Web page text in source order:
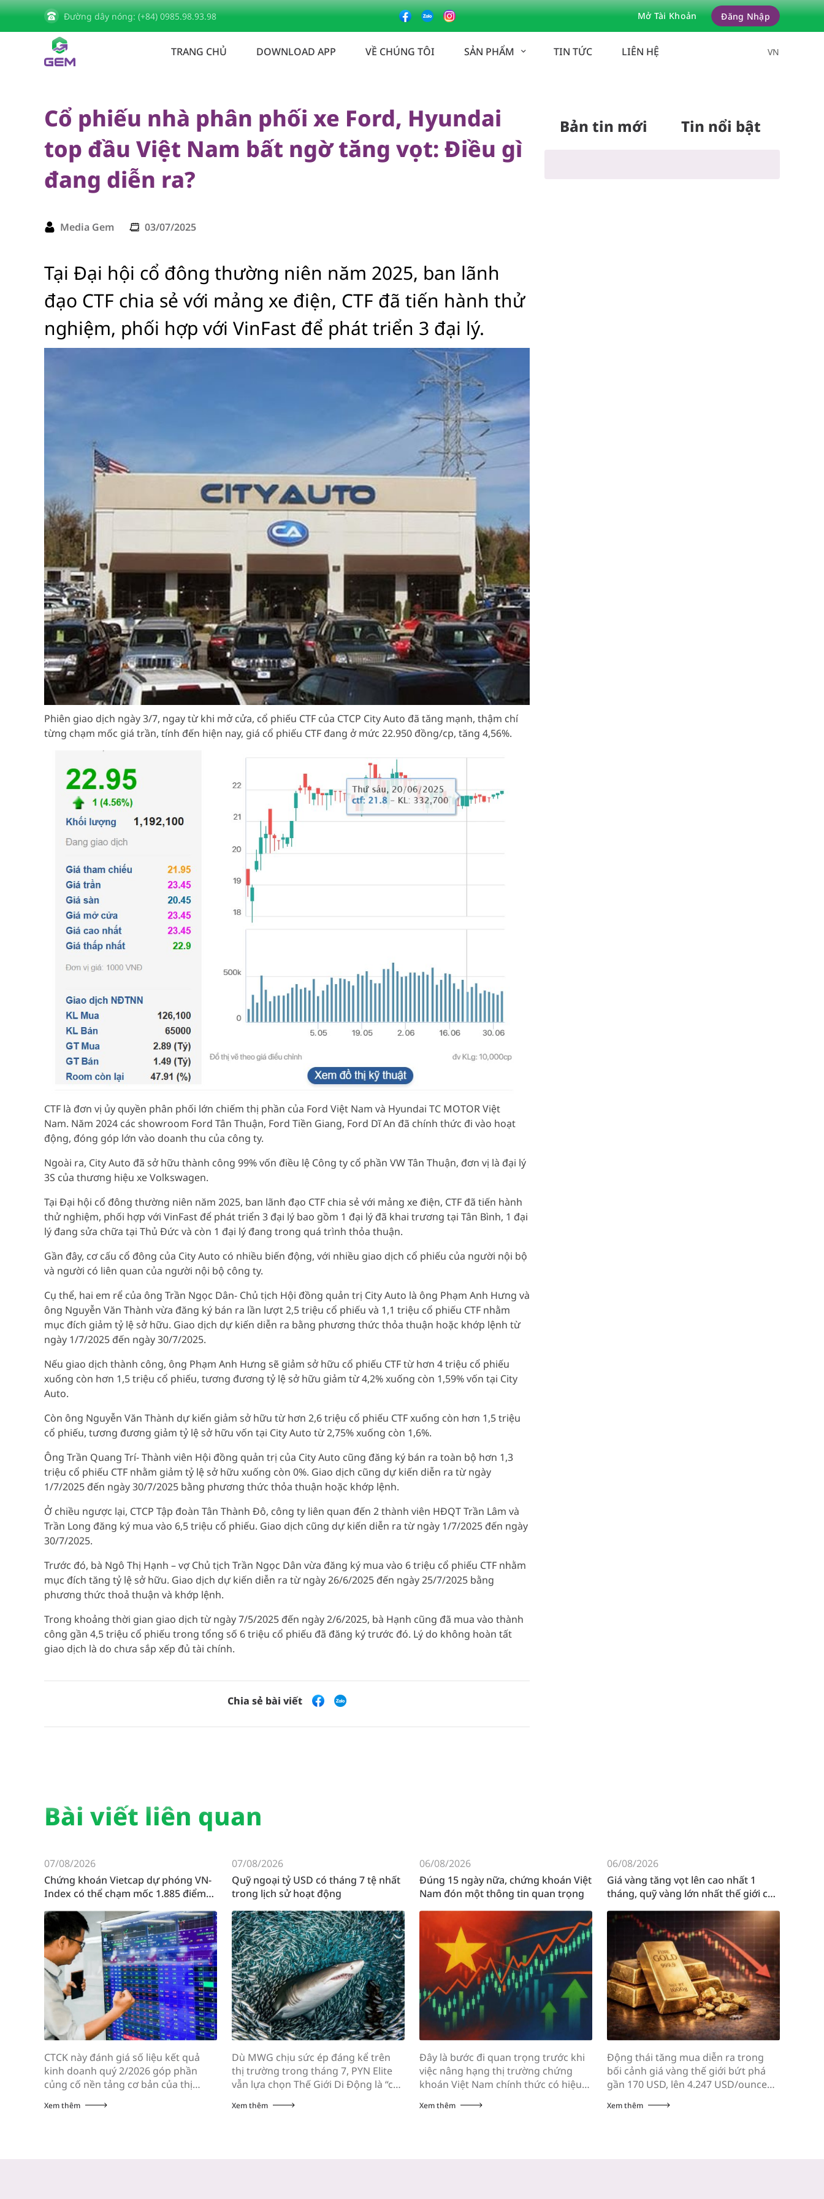
Đường dây nóng: (+84) 0985.98.93.98 Mở Tài Khoản Đăng Nhập
TRANG CHỦ DOWNLOAD APP VỀ CHÚNG TÔI SẢN PHẨM TIN TỨC LIÊN HỆ VN
Trang chủ Cổ phiếu nhà phân phối xe Ford, Hyundai top đầu Việt Nam bất ngờ tăng vọt: Điều gì đang diễn ra?
Cổ phiếu nhà phân phối xe Ford, Hyundai
top đầu Việt Nam bất ngờ tăng vọt: Điều gì
đang diễn ra?
Media Gem 03/07/2025
Tại Đại hội cổ đông thường niên năm 2025, ban lãnh
đạo CTF chia sẻ với mảng xe điện, CTF đã tiến hành thử
nghiệm, phối hợp với VinFast để phát triển 3 đại lý.
Phiên giao dịch ngày 3/7, ngay từ khi mở cửa, cổ phiếu CTF của CTCP City Auto đã tăng mạnh, thậm chí
từng chạm mốc giá trần, tính đến hiện nay, giá cổ phiếu CTF đang ở mức 22.950 đồng/cp, tăng 4,56%.
CTF là đơn vị ủy quyền phân phối lớn chiếm thị phần của Ford Việt Nam và Hyundai TC MOTOR Việt
Nam. Năm 2024 các showroom Ford Tân Thuận, Ford Tiền Giang, Ford Dĩ An đã chính thức đi vào hoạt
động, đóng góp lớn vào doanh thu của công ty.
Ngoài ra, City Auto đã sở hữu thành công 99% vốn điều lệ Công ty cổ phần VW Tân Thuận, đơn vị là đại lý
3S của thương hiệu xe Volkswagen.
Tại Đại hội cổ đông thường niên năm 2025, ban lãnh đạo CTF chia sẻ với mảng xe điện, CTF đã tiến hành
thử nghiệm, phối hợp với VinFast để phát triển 3 đại lý bao gồm 1 đại lý đã khai trương tại Tân Bình, 1 đại
lý đang sửa chữa tại Thủ Đức và còn 1 đại lý đang trong quá trình thỏa thuận.
Gần đây, cơ cấu cổ đông của City Auto có nhiều biến động, với nhiều giao dịch cổ phiếu của người nội bộ
và người có liên quan của người nội bộ công ty.
Cụ thể, hai em rể của ông Trần Ngọc Dân- Chủ tịch Hội đồng quản trị City Auto là ông Phạm Anh Hưng và
ông Nguyễn Văn Thành vừa đăng ký bán ra lần lượt 2,5 triệu cổ phiếu và 1,1 triệu cổ phiếu CTF nhằm
mục đích giảm tỷ lệ sở hữu. Giao dịch dự kiến diễn ra bằng phương thức thỏa thuận hoặc khớp lệnh từ
ngày 1/7/2025 đến ngày 30/7/2025.
Nếu giao dịch thành công, ông Phạm Anh Hưng sẽ giảm sở hữu cổ phiếu CTF từ hơn 4 triệu cổ phiếu
xuống còn hơn 1,5 triệu cổ phiếu, tương đương tỷ lệ sở hữu giảm từ 4,2% xuống còn 1,59% vốn tại City
Auto.
Còn ông Nguyễn Văn Thành dự kiến giảm sở hữu từ hơn 2,6 triệu cổ phiếu CTF xuống còn hơn 1,5 triệu
cổ phiếu, tương đương giảm tỷ lệ sở hữu vốn tại City Auto từ 2,75% xuống còn 1,6%.
Ông Trần Quang Trí- Thành viên Hội đồng quản trị của City Auto cũng đăng ký bán ra toàn bộ hơn 1,3
triệu cổ phiếu CTF nhằm giảm tỷ lệ sở hữu xuống còn 0%. Giao dịch cũng dự kiến diễn ra từ ngày
1/7/2025 đến ngày 30/7/2025 bằng phương thức thỏa thuận hoặc khớp lệnh.
Ở chiều ngược lại, CTCP Tập đoàn Tân Thành Đô, công ty liên quan đến 2 thành viên HĐQT Trần Lâm và
Trần Long đăng ký mua vào 6,5 triệu cổ phiếu. Giao dịch cũng dự kiến diễn ra từ ngày 1/7/2025 đến ngày
30/7/2025.
Trước đó, bà Ngô Thị Hạnh – vợ Chủ tịch Trần Ngọc Dân vừa đăng ký mua vào 6 triệu cổ phiếu CTF nhằm
mục đích tăng tỷ lệ sở hữu. Giao dịch dự kiến diễn ra từ ngày 26/6/2025 đến ngày 25/7/2025 bằng
phương thức thoả thuận và khớp lệnh.
Trong khoảng thời gian giao dịch từ ngày 7/5/2025 đến ngày 2/6/2025, bà Hạnh cũng đã mua vào thành
công gần 4,5 triệu cổ phiếu trong tổng số 6 triệu cổ phiếu đã đăng ký trước đó. Lý do không hoàn tất
giao dịch là do chưa sắp xếp đủ tài chính.
Chia sẻ bài viết
Bản tin mới Tin nổi bật
Bài viết liên quan
07/08/2026
Chứng khoán Vietcap dự phóng VN-
Index có thể chạm mốc 1.885 điểm
CTCK này đánh giá số liệu kết quả
kinh doanh quý 2/2026 góp phần
củng cố nền tảng cơ bản của thị
giá P/E hấp dẫn của VN-Index. Sau
Xem thêm
07/08/2026
Quỹ ngoại tỷ USD có tháng 7 tệ nhất
trong lịch sử hoạt động
Dù MWG chịu sức ép đáng kể trên
thị trường trong tháng 7, PYN Elite
vẫn lựa chọn Thế Giới Di Động là “cổ
đầu tư lớn thứ ba của quỹ Quỹ ngoại
Xem thêm
06/08/2026
Đúng 15 ngày nữa, chứng khoán Việt
Nam đón một thông tin quan trọng
Đây là bước đi quan trọng trước khi
việc nâng hạng thị trường chứng
khoán Việt Nam chính thức có hiệu
ngày nữa, vào ngày 21/8/2026, FTSE
Xem thêm
06/08/2026
Giá vàng tăng vọt lên cao nhất 1
tháng, quỹ vàng lớn nhất thế giới có
Động thái tăng mua diễn ra trong
bối cảnh giá vàng thế giới bứt phá
gần 170 USD, lên 4.247 USD/ounce
trong hơn một tháng. Phiên 5/8, quỹ
Xem thêm